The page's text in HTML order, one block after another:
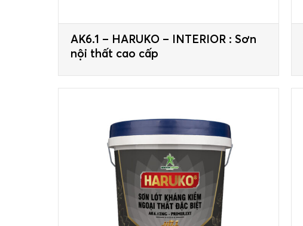
AK6.1 – HARUKO – INTERIOR : Sơn
nội thất cao cấp